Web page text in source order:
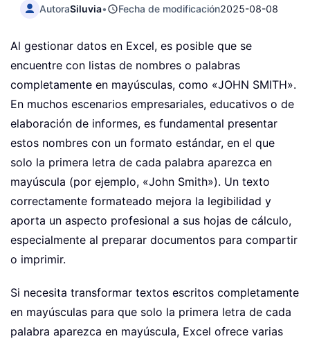
AutoraSiluvia• Fecha de modificación2025-08-08
Al gestionar datos en Excel, es posible que se
encuentre con listas de nombres o palabras
completamente en mayúsculas, como «JOHN SMITH».
En muchos escenarios empresariales, educativos o de
elaboración de informes, es fundamental presentar
estos nombres con un formato estándar, en el que
solo la primera letra de cada palabra aparezca en
mayúscula (por ejemplo, «John Smith»). Un texto
correctamente formateado mejora la legibilidad y
aporta un aspecto profesional a sus hojas de cálculo,
especialmente al preparar documentos para compartir
o imprimir.
Si necesita transformar textos escritos completamente
en mayúsculas para que solo la primera letra de cada
palabra aparezca en mayúscula, Excel ofrece varias